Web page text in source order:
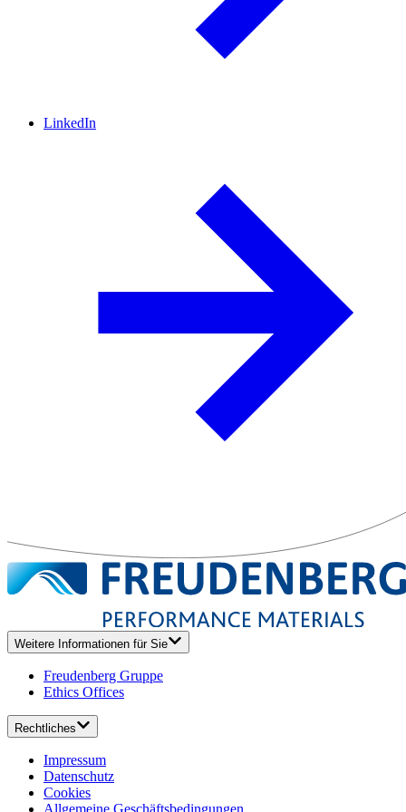
LinkedIn
Weitere Informationen für Sie
Freudenberg Gruppe
Ethics Offices
Rechtliches
Impressum
Datenschutz
Cookies
Allgemeine Geschäftsbedingungen